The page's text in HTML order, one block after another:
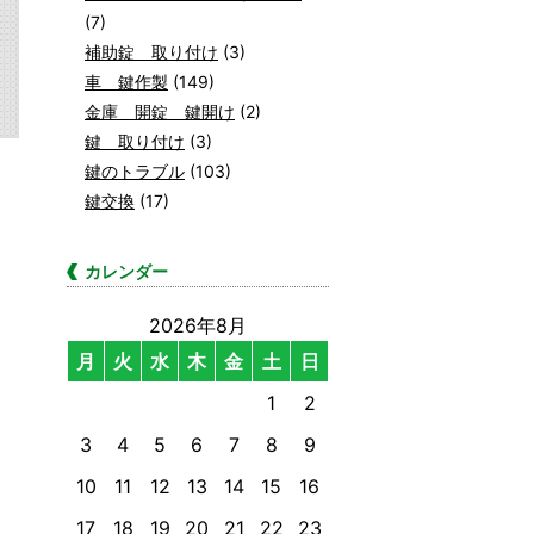
(7)
補助錠 取り付け (3)
車 鍵作製 (149)
金庫 開錠 鍵開け (2)
鍵 取り付け (3)
鍵のトラブル (103)
鍵交換 (17)
カレンダー
2026年8月
月
火 水 木 金 土
日
1
2
3
4 5 6 7 8
9
10
11 12 13 14 15
16
17
18 19 20 21 22 23